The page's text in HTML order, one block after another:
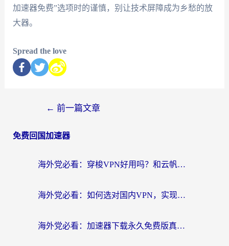
加速器免费”选项时的谨慎，别让技术屏障成为乡愁的放
大器。
Spread the love
← 前一篇文章
免费回国加速器
海外党必看：穿梭VPN好用吗？和云帆VPN对比哪个回国效果更好？附真实测评+避坑指南
海外党必看：如何选对国内VPN，实现无缝访问国内资源？
海外党必看：加速器下载永久免费版真的存在吗？教你无缝访问国内资源的正确姿势